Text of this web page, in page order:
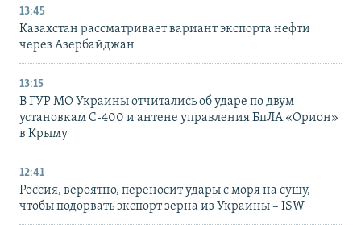
13:45
Казахстан рассматривает вариант экспорта нефти
через Азербайджан
13:15
В ГУР МО Украины отчитались об ударе по двум
установкам С-400 и антене управления БпЛА «Орион»
в Крыму
12:41
Россия, вероятно, переносит удары с моря на сушу,
чтобы подорвать экспорт зерна из Украины – ISW